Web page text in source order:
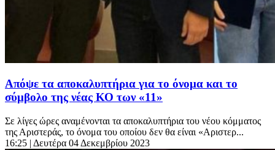
Απόψε τα αποκαλυπτήρια για το όνομα και το
σύμβολο της νέας ΚΟ των «11»
Σε λίγες ώρες αναμένονται τα αποκαλυπτήρια του νέου κόμματος
της Αριστεράς, το όνομα του οποίου δεν θα είναι «Αριστερ...
16:25 | Δευτέρα 04 Δεκεμβρίου 2023